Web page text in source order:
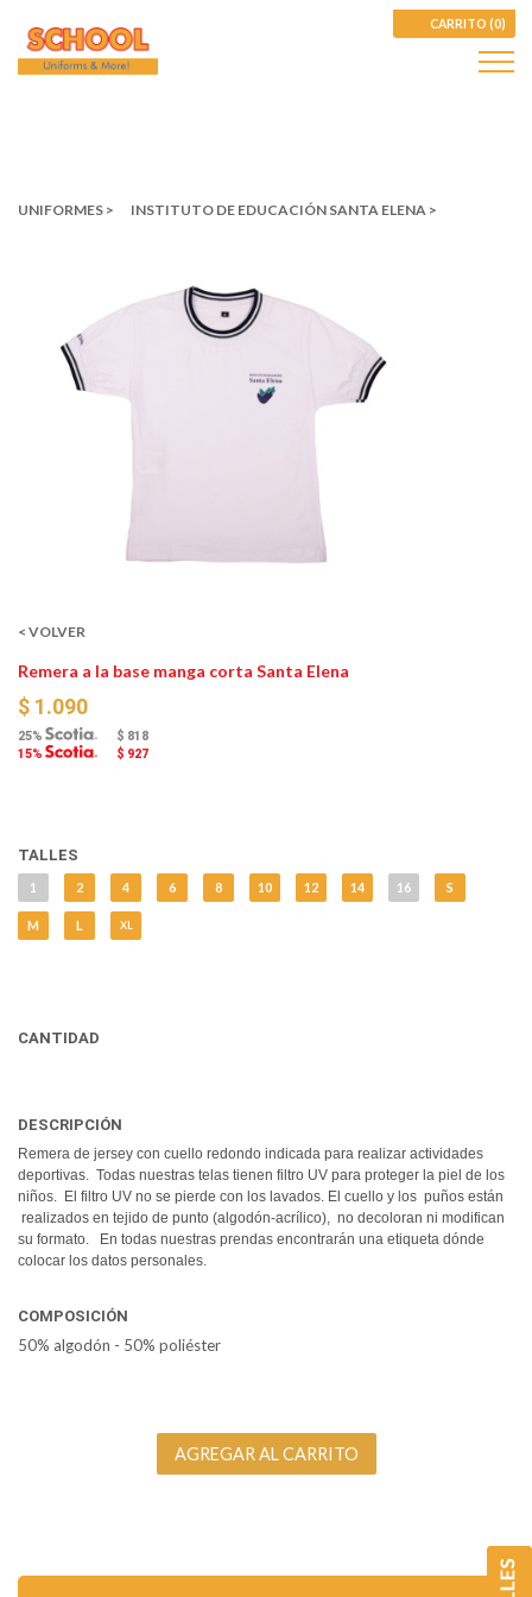
CARRITO (0)
UNIFORMES > INSTITUTO DE EDUCACIÓN SANTA ELENA >
< VOLVER
Remera a la base manga corta Santa Elena
$ 1.090
25%
$ 818
15%
$ 927
TALLES
1 2 4 6 8 10 12 14 16 S
M L XL
CANTIDAD
DESCRIPCIÓN
Remera de jersey con cuello redondo indicada para realizar actividades
deportivas. Todas nuestras telas tienen filtro UV para proteger la piel de los
niños. El filtro UV no se pierde con los lavados. El cuello y los puños están
realizados en tejido de punto (algodón-acrílico), no decoloran ni modifican
su formato. En todas nuestras prendas encontrarán una etiqueta dónde
colocar los datos personales.
COMPOSICIÓN
50% algodón - 50% poliéster